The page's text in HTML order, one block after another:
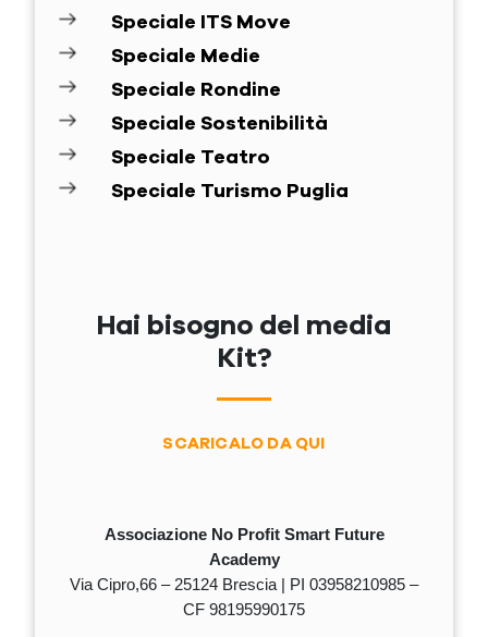
Speciale ITS Move
Speciale Medie
Speciale Rondine
Speciale Sostenibilità
Speciale Teatro
Speciale Turismo Puglia
Hai bisogno del media
Kit?
SCARICALO DA QUI
Associazione No Profit Smart Future
Academy
Via Cipro,66 – 25124 Brescia | PI 03958210985 –
CF 98195990175